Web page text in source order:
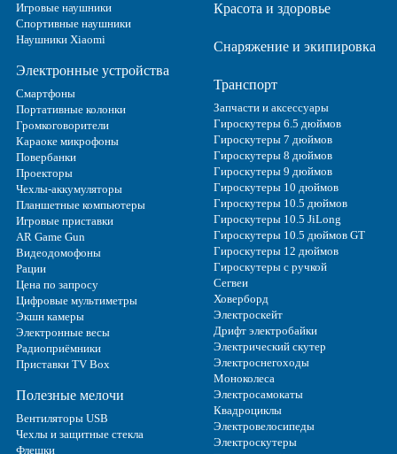
Игровые наушники
Спортивные наушники
Наушники Xiaomi
Электронные устройства
Смартфоны
Портативные колонки
Громкоговорители
Караоке микрофоны
Повербанки
Проекторы
Чехлы-аккумуляторы
Планшетные компьютеры
Игровые приставки
AR Game Gun
Видеодомофоны
Рации
Цена по запросу
Цифровые мультиметры
Экшн камеры
Электронные весы
Радиоприёмники
Приставки TV Box
Полезные мелочи
Вентиляторы USB
Чехлы и защитные стекла
Флешки
Красота и здоровье
Снаряжение и экипировка
Транспорт
Запчасти и аксессуары
Гироскутеры 6.5 дюймов
Гироскутеры 7 дюймов
Гироскутеры 8 дюймов
Гироскутеры 9 дюймов
Гироскутеры 10 дюймов
Гироскутеры 10.5 дюймов
Гироскутеры 10.5 JiLong
Гироскутеры 10.5 дюймов GT
Гироскутеры 12 дюймов
Гироскутеры с ручкой
Сегвеи
Ховерборд
Электроскейт
Дрифт электробайки
Электрический скутер
Электроснегоходы
Моноколеса
Электросамокаты
Квадроциклы
Электровелосипеды
Электроскутеры